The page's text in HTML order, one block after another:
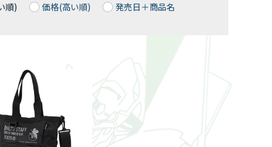
順)
価格(高い順) 発売日＋商品名